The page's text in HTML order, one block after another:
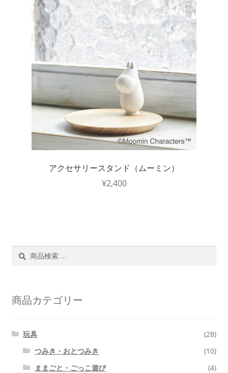
アクセサリースタンド（ムーミン）
¥2,400
商品カテゴリー
玩具
(28)
つみき・おとつみき
(10)
ままごと・ごっこ遊び
(4)